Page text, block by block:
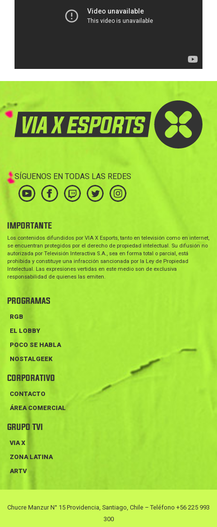
SÍGUENOS EN TODAS LAS REDES
IMPORTANTE
Los contenidos difundidos por VIA X Esports, tanto en televisión como en internet,
se encuentran protegidos por el derecho de propiedad intelectual. Su difusión no
autorizada por Televisión Interactiva S.A., sea en forma total o parcial, está
prohibida y constituye una infracción sancionada por la Ley de Propiedad
Intelectual. Las expresiones vertidas en este medio son de exclusiva
responsabilidad de quienes las emiten.
PROGRAMAS
RGB
EL LOBBY
POCO SE HABLA
NOSTALGEEK
CORPORATIVO
CONTACTO
ÁREA COMERCIAL
GRUPO TVI
VIA X
ZONA LATINA
ARTV
Chucre Manzur N° 15 Providencia, Santiago, Chile – Teléfono +56 225 993
300